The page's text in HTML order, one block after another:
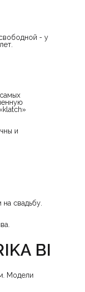
- у
и
свадьбу.
BI
Модели